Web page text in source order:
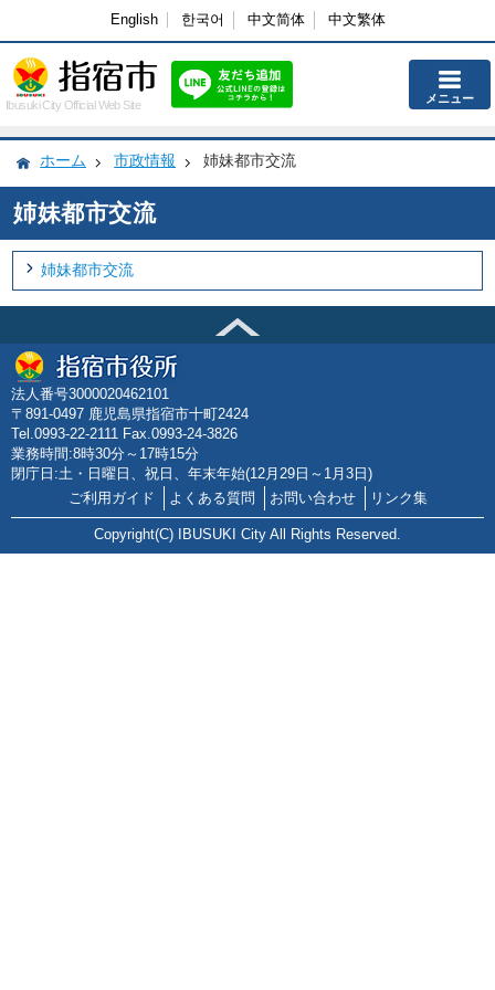
English 한국어 中文简体 中文繁体
Ibusuki City Official Web Site メニュー
ホーム 市政情報 姉妹都市交流
姉妹都市交流
姉妹都市交流
法人番号3000020462101
〒891-0497 鹿児島県指宿市十町2424
Tel.0993-22-2111 Fax.0993-24-3826
業務時間:8時30分～17時15分
閉庁日:土・日曜日、祝日、年末年始(12月29日～1月3日)
ご利用ガイド
よくある質問 お問い合わせ リンク集
Copyright(C) IBUSUKI City All Rights Reserved.